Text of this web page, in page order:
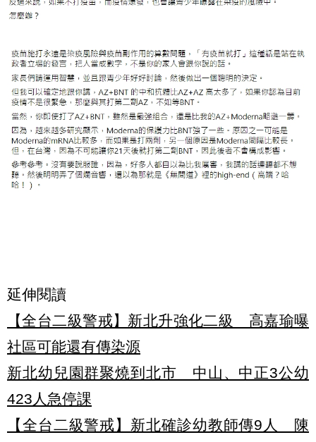
延伸閱讀
【全台二級警戒】新北升強化二級 高嘉瑜曝
社區可能還有傳染源
新北幼兒園群聚燒到北市 中山、中正3公幼
423人急停課
【全台二級警戒】新北確診幼教師傳9人 陳